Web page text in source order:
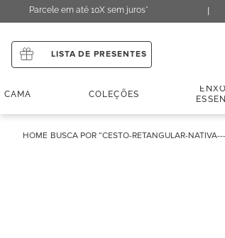
Parcele em até 10X sem juros*
LISTA DE PRESENTES
CAMA COLEÇÕES
CESTO-RETANGULAR-